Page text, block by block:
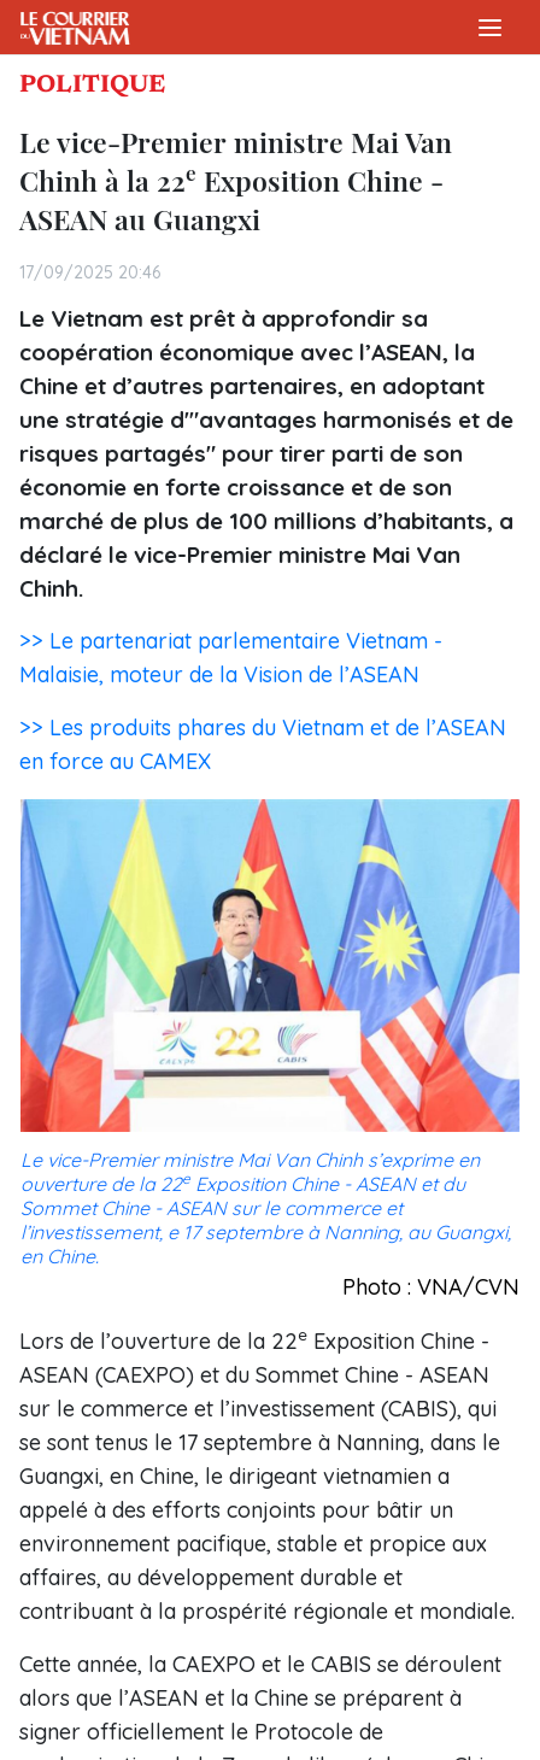
POLITIQUE
Le vice-Premier ministre Mai Van
Chinh à la 22e Exposition Chine -
ASEAN au Guangxi
17/09/2025 20:46
Le Vietnam est prêt à approfondir sa
coopération économique avec l’ASEAN, la
Chine et d’autres partenaires, en adoptant
une stratégie d'"avantages harmonisés et de
risques partagés" pour tirer parti de son
économie en forte croissance et de son
marché de plus de 100 millions d’habitants, a
déclaré le vice-Premier ministre Mai Van
Chinh.
>> Le partenariat parlementaire Vietnam -
Malaisie, moteur de la Vision de l’ASEAN
>> Les produits phares du Vietnam et de l’ASEAN
en force au CAMEX
Le vice-Premier ministre Mai Van Chinh s’exprime en
ouverture de la 22e Exposition Chine - ASEAN et du
Sommet Chine - ASEAN sur le commerce et
l’investissement, e 17 septembre à Nanning, au Guangxi,
en Chine.
Photo : VNA/CVN
Lors de l’ouverture de la 22e Exposition Chine -
ASEAN (CAEXPO) et du Sommet Chine - ASEAN
sur le commerce et l’investissement (CABIS), qui
se sont tenus le 17 septembre à Nanning, dans le
Guangxi, en Chine, le dirigeant vietnamien a
appelé à des efforts conjoints pour bâtir un
environnement pacifique, stable et propice aux
affaires, au développement durable et
contribuant à la prospérité régionale et mondiale.
Cette année, la CAEXPO et le CABIS se déroulent
alors que l’ASEAN et la Chine se préparent à
signer officiellement le Protocole de